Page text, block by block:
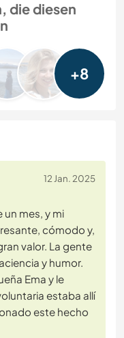
die diesen
+8
12 Jan. 2025
mes, y mi
cómodo y,
valor. La gente
y humor.
Ema y le
estaba allí
este hecho